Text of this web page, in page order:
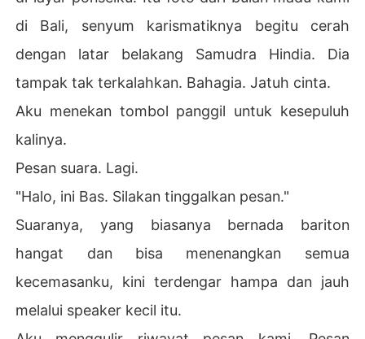
di Bali, senyum karismatiknya begitu cerah
dengan latar belakang Samudra Hindia. Dia
tampak tak terkalahkan. Bahagia. Jatuh cinta.
Aku menekan tombol panggil untuk kesepuluh
kalinya.
Pesan suara. Lagi.
"Halo, ini Bas. Silakan tinggalkan pesan."
Suaranya, yang biasanya bernada bariton
hangat dan bisa menenangkan semua
kecemasanku, kini terdengar hampa dan jauh
melalui speaker kecil itu.